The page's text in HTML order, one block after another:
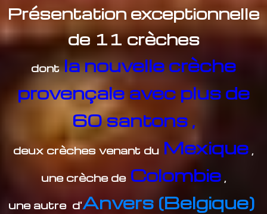
Présentation exceptionnelle
de 11 crèches
dontla nouvelle crèche
provençale avec plus de
60 santons ,
deux crèches venant du Mexique ,
une crèche deColombie,
une autre d'Anvers (Belgique)